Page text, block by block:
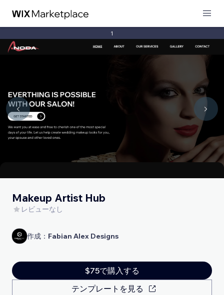
1
Makeup Artist Hub
レビューなし
作成： Fabian Alex Designs
$75で購入する
テンプレートを見る